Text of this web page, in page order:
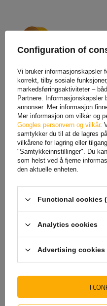
Gul kontur reflekterende
tape - hel rull
395,12 NOKnetto
Rød konturreflekterende
tape i segmenter - 45 m rull
450,00 NOKnetto
Configuration of
Vi bruker informasjonskapsler
korrekt, tilby sosiale
markedsføringsaktiviteter –
Partnere. Informasjonskapsler
annonser. Mer informasjon
Mer informasjon om vilkår og
Googles personvern og vilkår.
samtykker du til at de lagres
vilkårene for lagring eller
"Samtykkeinnstillinger". Du
som helst ved å fjerne
den aktuelle enheten.
Functional cookies
Analytics cookies
Advertising cookies
I